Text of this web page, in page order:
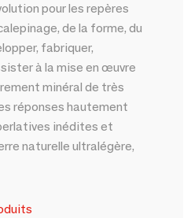
pour les repères
de la forme, du
fabriquer,
à la mise en œuvre
minéral de très
réponses hautement
inédites et
naturelle ultralégère,